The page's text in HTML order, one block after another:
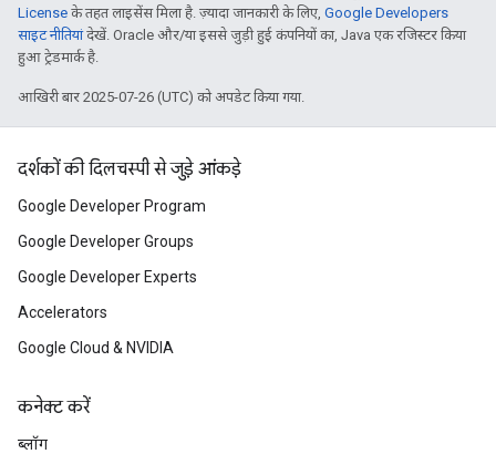
License के तहत लाइसेंस मिला है. ज़्यादा जानकारी के लिए, Google Developers
साइट नीतियांदेखें. Oracle और/या इससे जुड़ी हुई कंपनियों का, Java एक रजिस्टर किया
हुआ ट्रेडमार्क है.
आखिरी बार 2025-07-26 (UTC) को अपडेट किया गया.
दर्शकों की दिलचस्पी से जुड़े आंकड़े
Google Developer Program
Google Developer Groups
Google Developer Experts
Accelerators
Google Cloud & NVIDIA
कनेक्ट करें
ब्लॉग